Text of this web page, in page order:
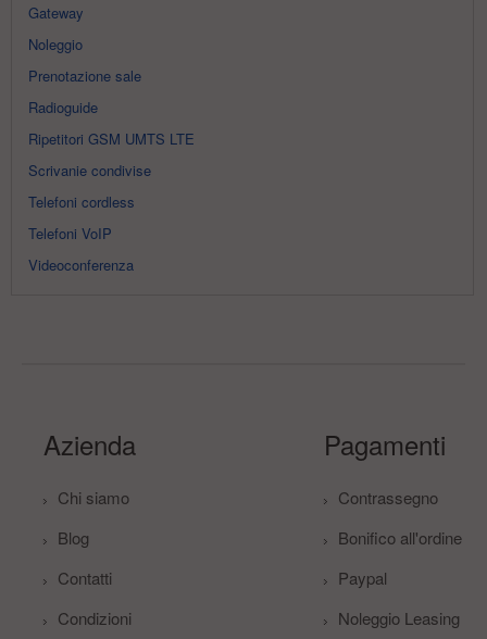
Gateway
Noleggio
Prenotazione sale
Radioguide
Ripetitori GSM UMTS LTE
Scrivanie condivise
Telefoni cordless
Telefoni VoIP
Videoconferenza
Azienda
Chi siamo
Blog
Contatti
Condizioni
Pagamenti
Contrassegno
Bonifico all'ordine
Paypal
Noleggio Leasing